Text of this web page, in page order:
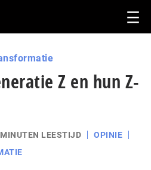
Z en hun Z-
LEESTIJD
OPINIE